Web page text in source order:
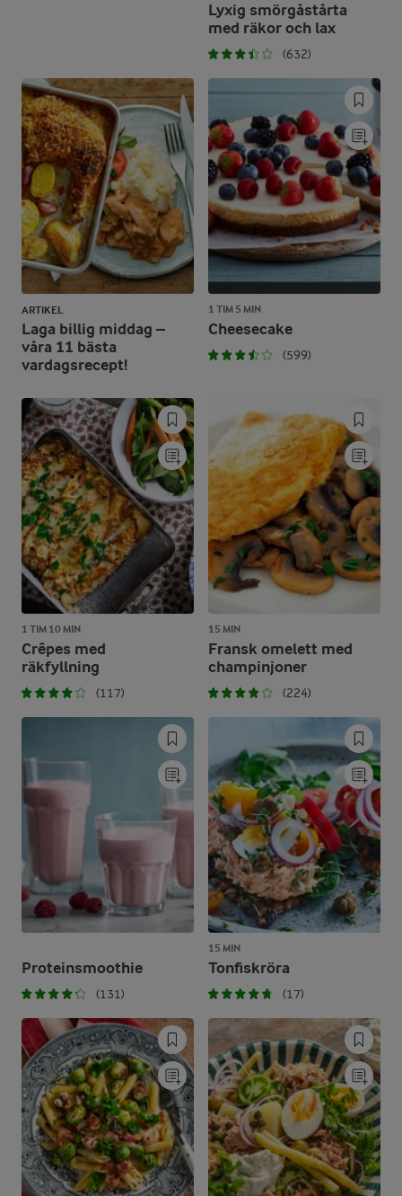
Lyxig smörgåstårta
med räkor och lax
(632)
ARTIKEL
Laga billig middag –
våra 11 bästa
vardagsrecept!
1 TIM 5 MIN
Cheesecake
(599)
1 TIM 10 MIN
Crêpes med
räkfyllning
(117)
15 MIN
Fransk omelett med
champinjoner
(224)
Proteinsmoothie
(131)
15 MIN
Tonfiskröra
(17)